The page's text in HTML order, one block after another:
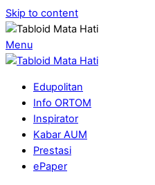
Skip to content
Menu
Edupolitan
Info ORTOM
Inspirator
Kabar AUM
Prestasi
ePaper